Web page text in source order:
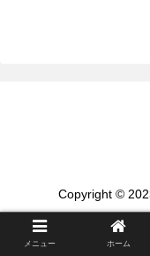
Copyright ©
メニュー ホーム